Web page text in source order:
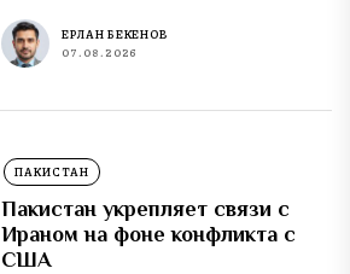
ЕРЛАН БЕКЕНОВ
07.08.2026
ПАКИСТАН
Пакистан укрепляет связи с
Ираном на фоне конфликта с
США